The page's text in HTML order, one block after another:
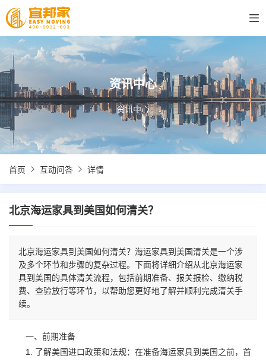
资讯中心
资讯中心
首页 互动问答 详情
北京海运家具到美国如何清关？
北京海运家具到美国如何清关？海运家具到美国清关是一个涉
及多个环节和步骤的复杂过程。下面将详细介绍从北京海运家
具到美国的具体清关流程，包括前期准备、报关报检、缴纳税
费、查验放行等环节，以帮助您更好地了解并顺利完成清关手
续。
一、前期准备
1. 了解美国进口政策和法规：在准备海运家具到美国之前，首